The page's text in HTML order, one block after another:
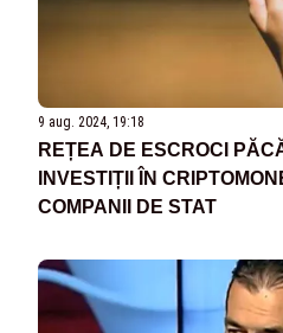
9 aug. 2024, 19:18
REȚEA DE ESCROCI
INVESTIȚII ÎN
COMPANII DE STAT